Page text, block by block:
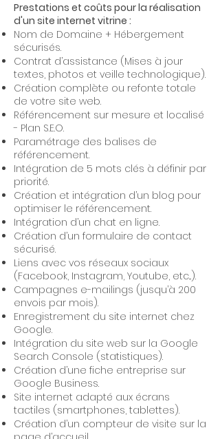
Prestations et coûts pour la réalisation
d'un site internet vitrine :
Nom de Domaine + Hébergement
sécurisés.
Contrat d’assistance (Mises à jour
textes, photos et veille technologique).
Création complète ou refonte totale
de votre site web.
Référencement sur mesure et localisé
- Plan S.E.O.
Paramétrage des balises de
référencement.
Intégration de 5 mots clés à définir par
priorité.
Création et intégration d’un blog pour
optimiser le référencement.
Intégration d’un chat en ligne.
Création d’un formulaire de contact
sécurisé.
Liens avec vos réseaux sociaux
(Facebook, Instagram, Youtube, etc...).
Campagnes e-mailings (jusqu’à 200
envois par mois).
Enregistrement du site internet chez
Google.
Intégration du site web sur la Google
Search Console (statistiques).
Création d’une fiche entreprise sur
Google Business.
Site internet adapté aux écrans
tactiles (smartphones, tablettes).
Création d’un compteur de visite sur la